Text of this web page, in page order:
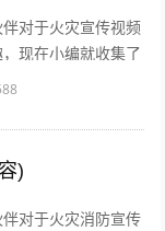
对于火灾宣传视频
现在小编就收集了
有哪些内容相关的
)
对于火灾消防宣传